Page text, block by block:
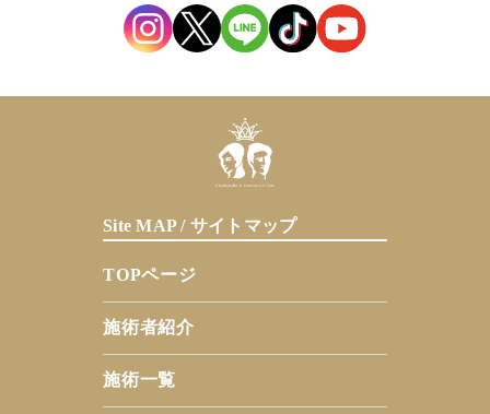
Site MAP / サイトマップ
TOPページ
施術者紹介
施術一覧